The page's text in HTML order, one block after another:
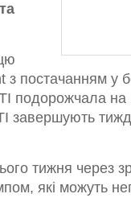
постачанням у
подорожчала
завершують
тижня через
які можуть